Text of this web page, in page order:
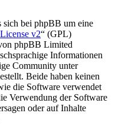
sich bei phpBB um eine
v2“ (GPL)
phpBB Limited
Informationen
Community unter
Beide haben keinen
die Software verwendet
Verwendung der Software
oder auf Inhalte